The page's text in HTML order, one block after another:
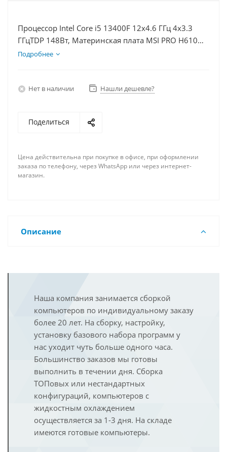
Процессор Intel Core i5 13400F 12x4.6 ГГц 4x3.3
ГГцTDP 148Вт, Материнская плата MSI PRO H610M-
E, Видеокарта GTX 1650 4Гб, Память DDR4 8Gb,
Подробнее
Нет в наличии Нашли дешевле?
Поделиться
Цена действительна при покупке в офисе, при оформлении
заказа по телефону, через WhatsApp или через интернет-
магазин.
Описание
Наша компания занимается сборкой
компьютеров по индивидуальному заказу
более 20 лет. На сборку, настройку,
установку базового набора программ у
нас уходит чуть больше одного часа.
Большинство заказов мы готовы
выполнить в течении дня. Сборка
ТОПовых или нестандартных
конфигураций, компьютеров с
жидкостным охлаждением
осуществляется за 1-3 дня. На складе
имеются готовые компьютеры.